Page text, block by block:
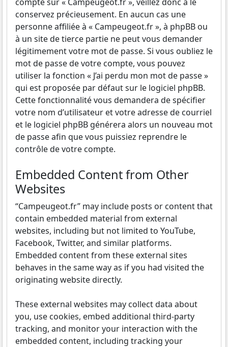
conservez précieusement. En aucun cas une
personne affiliée à « Campeugeot.fr », à phpBB ou
à un site de tierce partie ne peut vous demander
légitimement votre mot de passe. Si vous oubliez le
mot de passe de votre compte, vous pouvez
utiliser la fonction « J’ai perdu mon mot de passe »
qui est proposée par défaut sur le logiciel phpBB.
Cette fonctionnalité vous demandera de spécifier
votre nom d’utilisateur et votre adresse de courriel
et le logiciel phpBB générera alors un nouveau mot
de passe afin que vous puissiez reprendre le
contrôle de votre compte.
Embedded Content from Other
Websites
“Campeugeot.fr” may include posts or content that
contain embedded material from external
websites, including but not limited to YouTube,
Facebook, Twitter, and similar platforms.
Embedded content from these external sites
behaves in the same way as if you had visited the
originating website directly.
These external websites may collect data about
you, use cookies, embed additional third-party
tracking, and monitor your interaction with the
embedded content, including tracking your